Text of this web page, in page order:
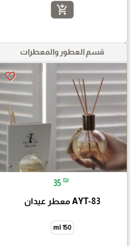
add_shopping_cart
قسم العطور والمعطرات
favorite_border
35 ₪
AYT-83 معطر عيدان
150 ml